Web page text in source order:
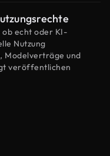
ob echt oder KI-
Nutzung
Modelverträge und
veröffentlichen